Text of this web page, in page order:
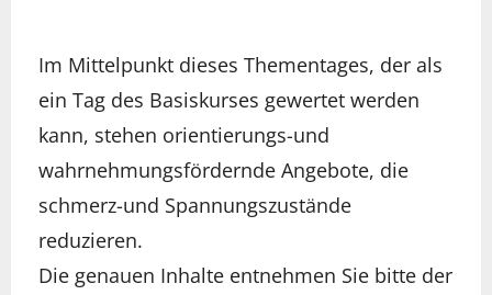
Im Mittelpunkt dieses Thementages, der als
ein Tag des Basiskurses gewertet werden
kann, stehen orientierungs-und
wahrnehmungsfördernde Angebote, die
schmerz-und Spannungszustände
reduzieren.
Die genauen Inhalte entnehmen Sie bitte der